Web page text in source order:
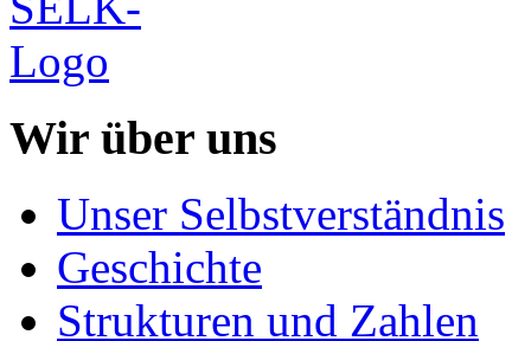
Wir über uns
Unser Selbstverständnis
Geschichte
Strukturen und Zahlen